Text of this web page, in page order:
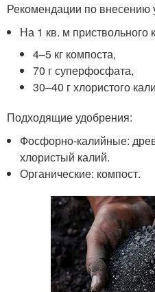
Рекомендации по внесению
На 1 кв. м приствольного
4–5 кг компоста,
70 г суперфосфата,
30–40 г хлористого
Подходящие удобрения:
Фосфорно-калийные:
хлористый калий.
Органические: компост.